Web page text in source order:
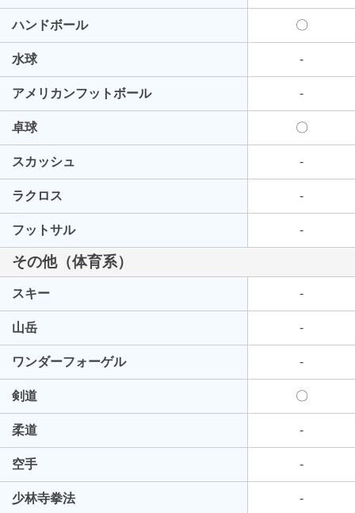
ハンドボール 〇
水球 -
アメリカンフットボール -
卓球 〇
スカッシュ -
ラクロス -
フットサル -
その他（体育系）
スキー -
山岳 -
ワンダーフォーゲル -
剣道 〇
柔道 -
空手 -
少林寺拳法 -